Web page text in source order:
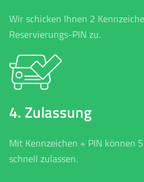
Wir schicken Ihnen 2
Reservierungs-PIN zu.
4. Zulassung
Mit Kennzeichen + PIN können
schnell zulassen.